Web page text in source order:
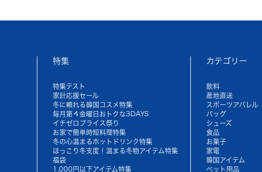
特集
特集テスト
家計応援セール
冬に頼れる韓国コスメ特集
毎月第４金曜日おトクな3DAYS
イチゼロプライス祭り
お家で簡単時短料理特集
冬の心温まるホットドリンク特集
ほっこり冬支度！温まる冬物アイテム特集
福袋
1,000円以下アイテム特集
カテゴリー
飲料
産地直送
スポーツアパレル
バッグ
シューズ
食品
お菓子
家電
韓国アイテム
ペット用品